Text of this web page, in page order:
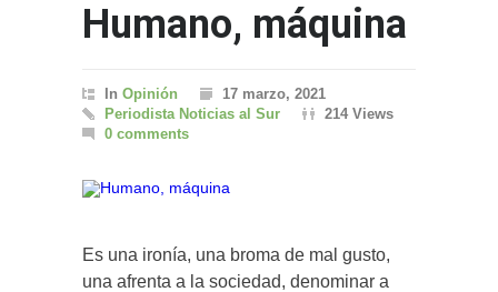
Humano, máquina
In Opinión
17 marzo, 2021
Periodista Noticias al Sur
214 Views
0 comments
Es una ironía, una broma de mal gusto,
una afrenta a la sociedad, denominar a